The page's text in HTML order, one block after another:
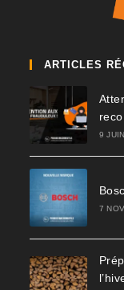
ARTICLES
9
7